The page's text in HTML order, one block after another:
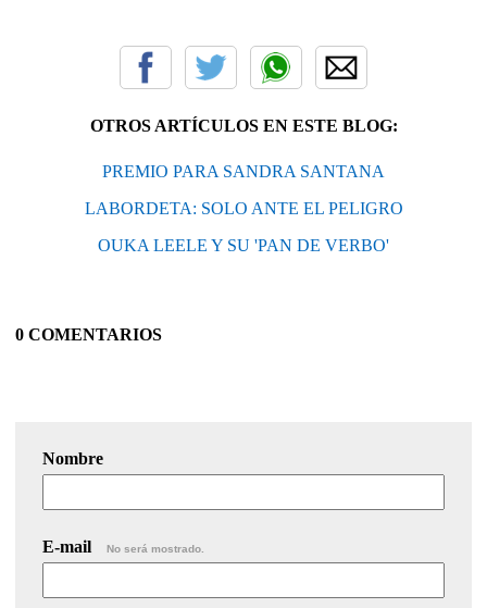
OTROS ARTÍCULOS EN ESTE BLOG:
PREMIO PARA SANDRA SANTANA
LABORDETA: SOLO ANTE EL PELIGRO
OUKA LEELE Y SU 'PAN DE VERBO'
0 COMENTARIOS
Nombre
E-mail No será mostrado.